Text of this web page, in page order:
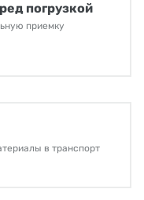
погрузкой
приемку
в транспорт